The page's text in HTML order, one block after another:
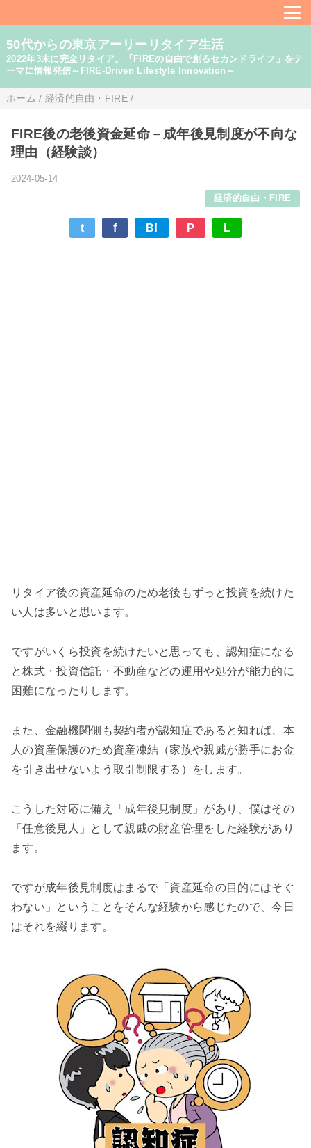
50代からの東京アーリーリタイア生活
2022年3末に完全リタイア。「FIREの自由で創るセカンドライフ」をテ
ーマに情報発信～FIRE-Driven Lifestyle Innovation～
ホーム / 経済的自由・FIRE /
FIRE後の老後資金延命－成年後見制度が不向な
理由（経験談）
2024-05-14
経済的自由・FIRE
t f B! P L
リタイア後の資産延命のため老後もずっと投資を続けた
い人は多いと思います。
ですがいくら投資を続けたいと思っても、認知症になる
と株式・投資信託・不動産などの運用や処分が能力的に
困難になったりします。
また、金融機関側も契約者が認知症であると知れば、本
人の資産保護のため資産凍結（家族や親戚が勝手にお金
を引き出せないよう取引制限する）をします。
こうした対応に備え「成年後見制度」があり、僕はその
「任意後見人」として親戚の財産管理をした経験があり
ます。
ですが成年後見制度はまるで「資産延命の目的にはそぐ
わない」ということをそんな経験から感じたので、今日
はそれを綴ります。